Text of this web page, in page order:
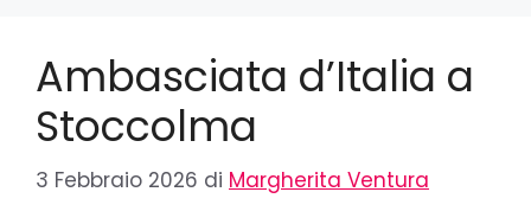
Ambasciata d’Italia a
Stoccolma
3 Febbraio 2026 di Margherita Ventura